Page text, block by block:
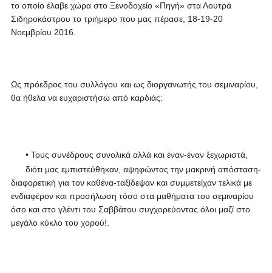
το οποίο έλαβε χώρα στο Ξενοδοχείο «Πηγή» στα Λουτρά
Σιδηροκάστρου το τριήμερο που μας πέρασε, 18-19-20
Νοεμβρίου 2016.
Ως πρόεδρος του συλλόγου και ως διοργανωτής του σεμιναρίου,
θα ήθελα να ευχαριστήσω από καρδιάς:
• Τους συνέδρους συνολικά αλλά και έναν-έναν ξεχωριστά,
διότι μας εμπιστεύθηκαν, αψηφώντας την μακρινή απόσταση-
διαφορετική για τον καθένα-ταξίδεψαν και συμμετείχαν τελικά με
ενδιαφέρον και προσήλωση τόσο στα μαθήματα του σεμιναρίου
όσο και στο γλέντι του Σαββάτου συγχορεύοντας όλοι μαζί στο
μεγάλο κύκλο του χορού!.